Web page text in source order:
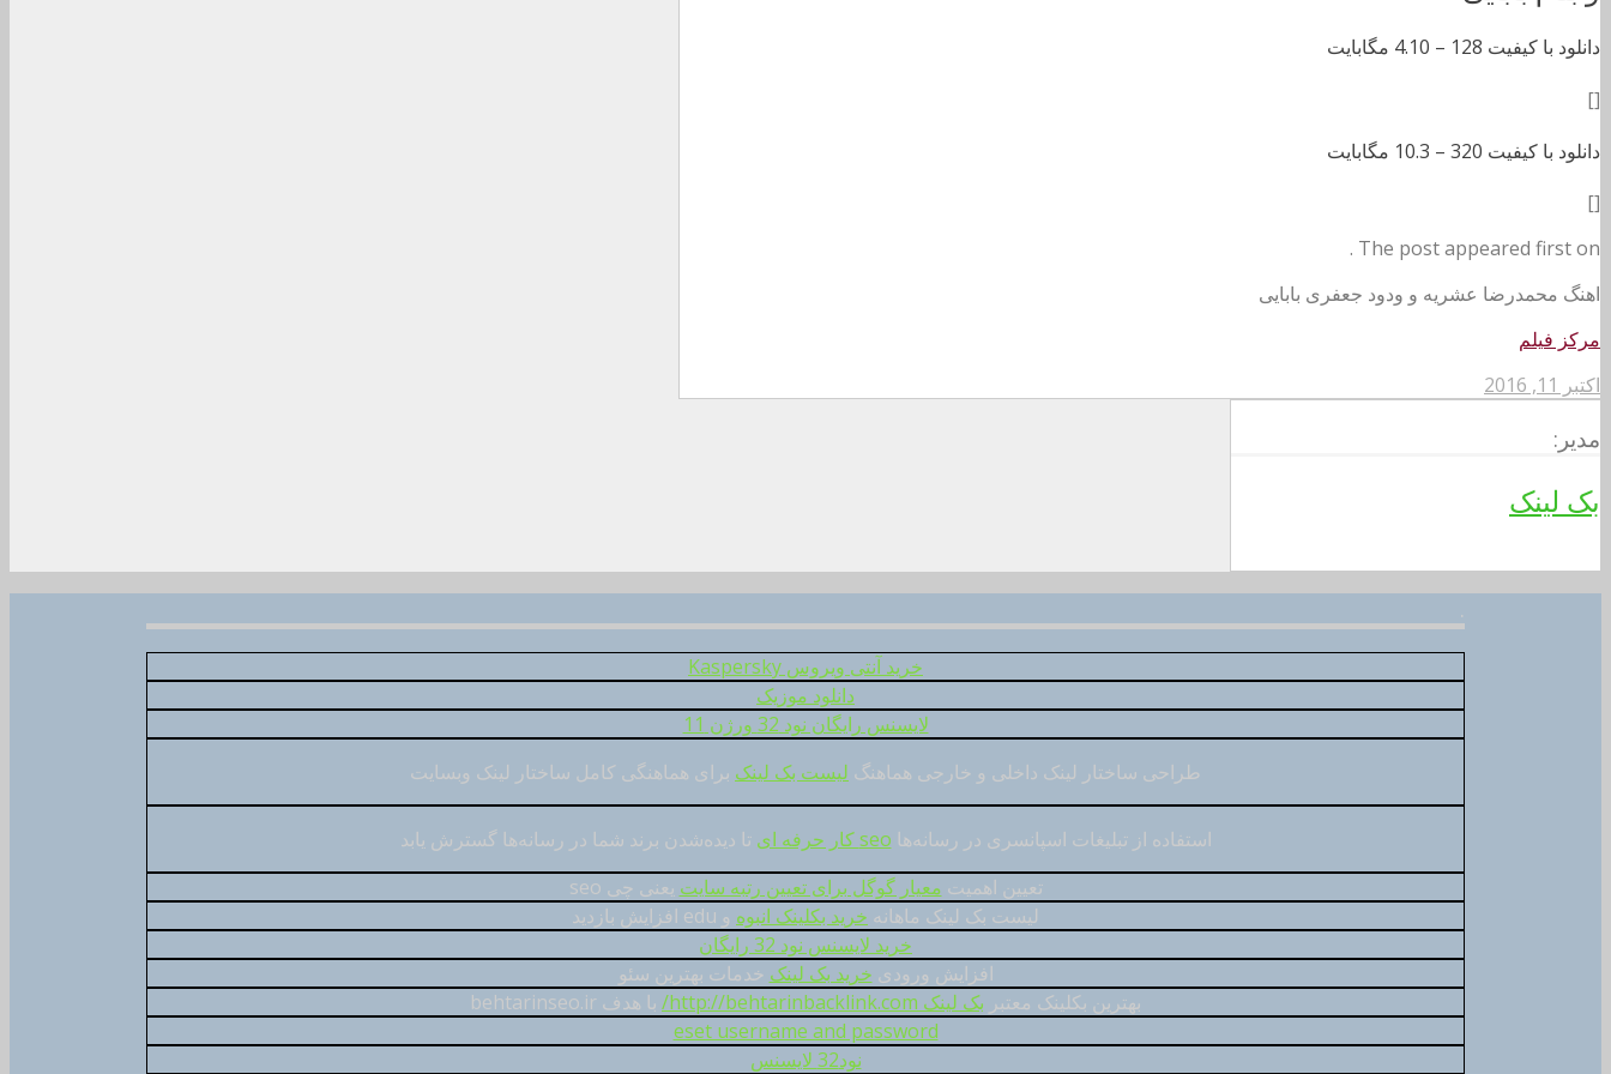
دانلود با کیفیت 128 –
4.10 مگابایت
[]
دانلود با کیفیت 320 –
10.3 مگابایت
[]
The post appeared first on .
اهنگ محمدرضا عشریه و ودود جعفری بابایی
مرکز فیلم
اکتبر 11, 2016
مدیر:
بک لینک
.
خرید آنتی ویروس Kaspersky
دانلود موزیک
لایسنس رایگان نود 32 ورژن 11
طراحی ساختار لینک داخلی و خارجی هماهنگ لیست بک لینک برای هماهنگی کامل ساختار لینک وبسایت
استفاده از تبلیغات اسپانسری در رسانه‌ها seo کار حرفه ای
تا دیده‌شدن برند شما در رسانه‌ها گسترش یابد
تعیین اهمیت معیار گوگل برای تعیین رتبه سایت یعنی چی seo
لیست بک لینک ماهانه خرید بکلینک انبوه و edu افزايش بازديد
خرید لایسنس نود 32 رایگان
افزایش ورودی خرید بک لینک خدمات بهترین سئو
بهترین بکلینک معتبر بک لینک http://behtarinbacklink.com/
با هدف behtarinseo.ir
eset username and password
نود32 لایسنس